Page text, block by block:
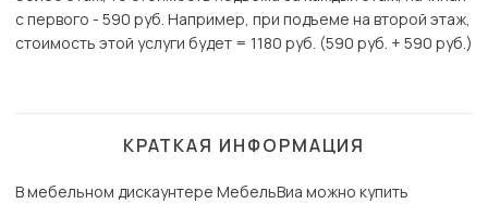
с первого - 590 руб. Например, при подъеме на второй этаж,
стоимость этой услуги будет = 1180 руб. (590 руб. + 590 руб.)
КРАТКАЯ ИНФОРМАЦИЯ
В мебельном дискаунтере МебельВиа можно купить